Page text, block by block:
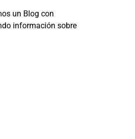
un Blog con
información sobre